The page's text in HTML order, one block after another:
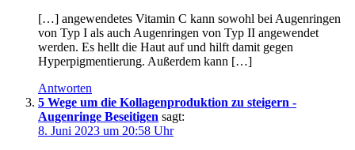
[…] angewendetes Vitamin C kann sowohl bei Augenringen
von Typ I als auch Augenringen von Typ II angewendet
werden. Es hellt die Haut auf und hilft damit gegen
Hyperpigmentierung. Außerdem kann […]
Antworten
5 Wege um die Kollagenproduktion zu steigern -
Augenringe Beseitigen sagt:
8. Juni 2023 um 20:58 Uhr